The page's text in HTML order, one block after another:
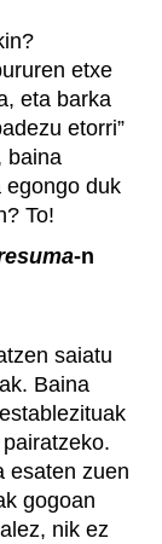
etxe
eta barka
etorri”
baina
egongo duk
To!
-n
saiatu
Baina
esaten zuen
gogoan
nik ez